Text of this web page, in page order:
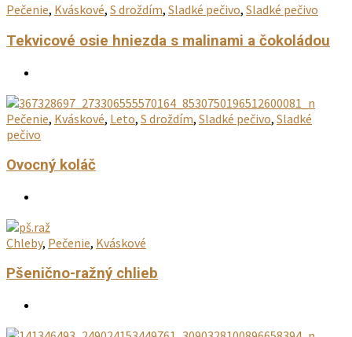
Pečenie, Kváskové, S droždím, Sladké pečivo, Sladké pečivo
Tekvicové osie hniezda s malinami a čokoládou
Pečenie, Kváskové, Leto, S droždím, Sladké pečivo, Sladké
pečivo
Ovocný koláč
Chleby, Pečenie, Kváskové
Pšenično-ražný chlieb